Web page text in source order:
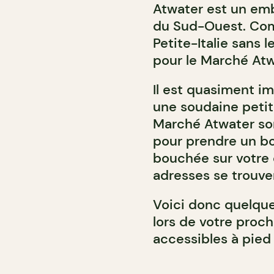
Atwater est un
du Sud-Ouest.
Petite-Italie sans
pour le Marché
Il est quasiment
une soudaine
Marché Atwater
pour prendre un
bouchée sur
adresses se
Voici donc
lors de votre
accessibles à